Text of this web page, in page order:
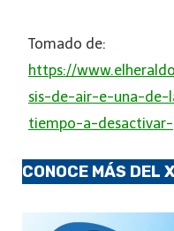
Tomado de:
https://
sis-de-air-e-una-de-
tiempo-a-
CONOCE MÁS DEL